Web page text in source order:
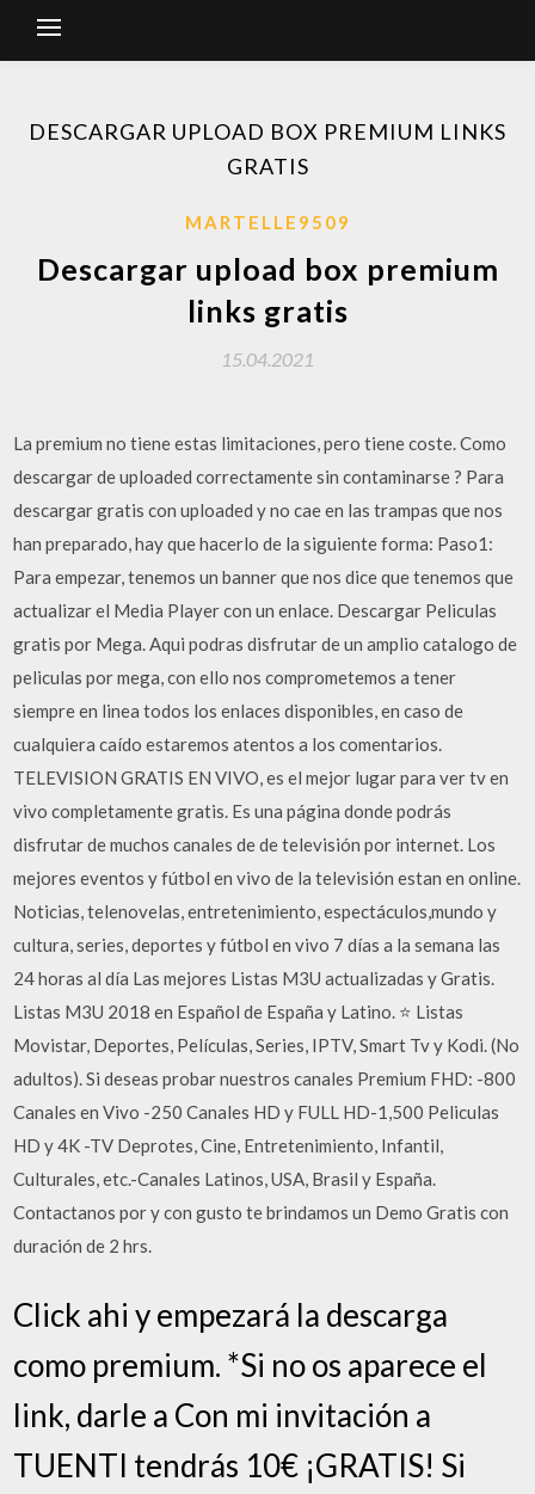
DESCARGAR UPLOAD BOX PREMIUM LINKS
GRATIS
MARTELLE9509
Descargar upload box premium
links gratis
15.04.2021
La premium no tiene estas limitaciones, pero tiene coste. Como
descargar de uploaded correctamente sin contaminarse ? Para
descargar gratis con uploaded y no cae en las trampas que nos
han preparado, hay que hacerlo de la siguiente forma: Paso1:
Para empezar, tenemos un banner que nos dice que tenemos que
actualizar el Media Player con un enlace. Descargar Peliculas
gratis por Mega. Aqui podras disfrutar de un amplio catalogo de
peliculas por mega, con ello nos comprometemos a tener
siempre en linea todos los enlaces disponibles, en caso de
cualquiera caído estaremos atentos a los comentarios.
TELEVISION GRATIS EN VIVO, es el mejor lugar para ver tv en
vivo completamente gratis. Es una página donde podrás
disfrutar de muchos canales de de televisión por internet. Los
mejores eventos y fútbol en vivo de la televisión estan en online.
Noticias, telenovelas, entretenimiento, espectáculos,mundo y
cultura, series, deportes y fútbol en vivo 7 días a la semana las
24 horas al día Las mejores Listas M3U actualizadas y Gratis.
Listas M3U 2018 en Español de España y Latino. ⭐ Listas
Movistar, Deportes, Películas, Series, IPTV, Smart Tv y Kodi. (No
adultos). Si deseas probar nuestros canales Premium FHD: -800
Canales en Vivo -250 Canales HD y FULL HD-1,500 Peliculas
HD y 4K -TV Deprotes, Cine, Entretenimiento, Infantil,
Culturales, etc.-Canales Latinos, USA, Brasil y España.
Contactanos por y con gusto te brindamos un Demo Gratis con
duración de 2 hrs.
Click ahi y empezará la descarga
como premium. *Si no os aparece el
link, darle a Con mi invitación a
TUENTI tendrás 10€ ¡GRATIS! Si